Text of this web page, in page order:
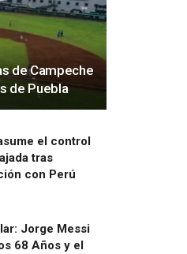
de Campeche
de Puebla
el control
tras
con Perú
Jorge Messi
68 Años y el